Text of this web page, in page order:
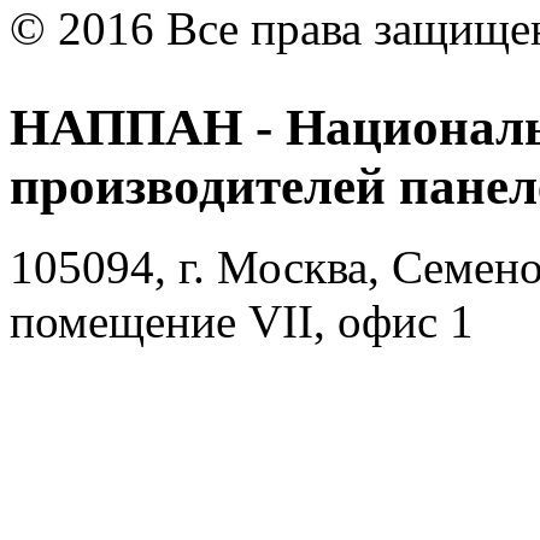
© 2016 Все права
НАППАН -
производителей
105094, г. Москва,
помещение VII, офис 1